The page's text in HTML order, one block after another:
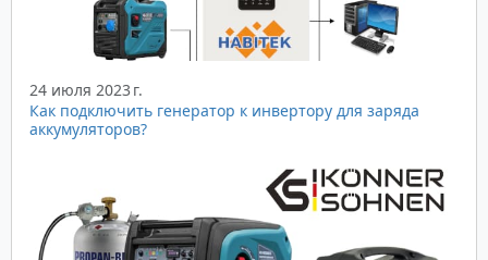
24 июля 2023 г.
Как подключить генератор к инвертору для заряда
аккумуляторов?